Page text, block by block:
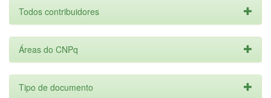
Todos contribuidores
Áreas do CNPq
Tipo de documento